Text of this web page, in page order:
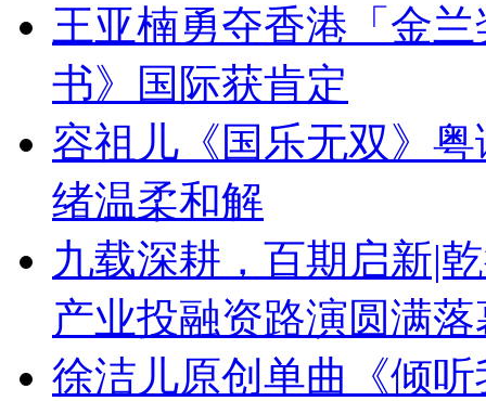
王亚楠勇夺香港「金
书》国际获肯定
容祖儿《国乐无双》
绪温柔和解
九载深耕，百期启新|
产业投融资路演圆满落
徐洁儿原创单曲《倾